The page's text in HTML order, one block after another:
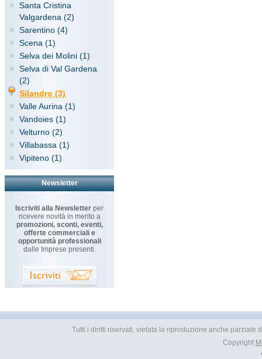
Santa Cristina
Valgardena (2)
Sarentino (4)
Scena (1)
Selva dei Molini (1)
Selva di Val Gardena
(2)
Silandro (3)
Valle Aurina (1)
Vandoies (1)
Velturno (2)
Villabassa (1)
Vipiteno (1)
Newsletter
Iscriviti alla Newsletter per
ricevere novità in merito a
promozioni, sconti, eventi,
offerte commerciali e
opportunità professionali
dalle Imprese presenti.
Tutti i diritti riservati, vietata la riproduzione anche parziale
Copyright